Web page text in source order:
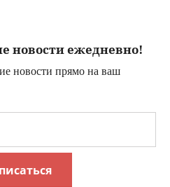
новости ежедневно!
новости прямо на ваш